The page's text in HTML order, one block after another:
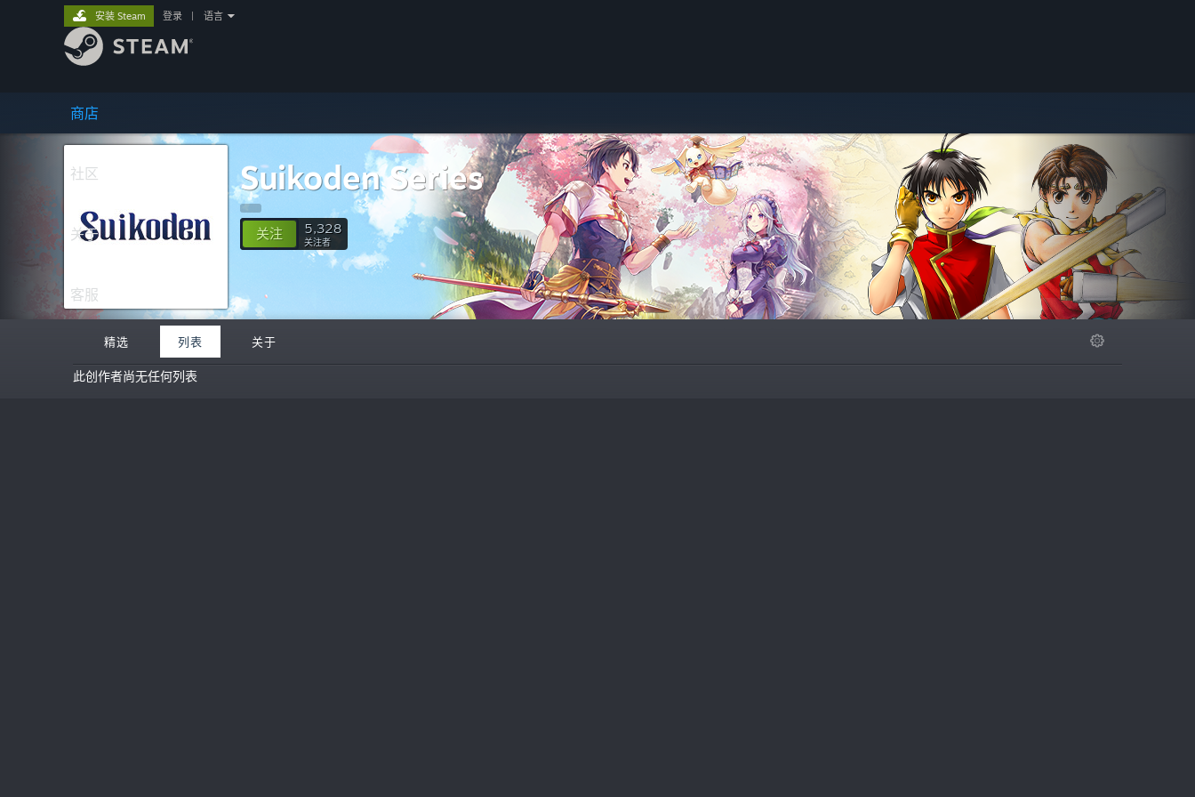
商店
社区
关于
客服
安装 Steam 登录 语言
Suikoden Series
关注 5,328
关注者
精选 列表 关于
此创作者尚无任何列表